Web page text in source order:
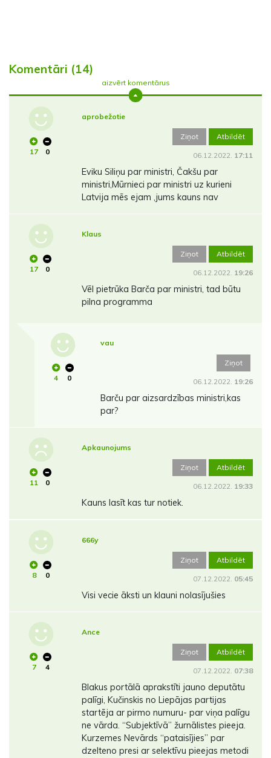
Komentāri (14)
aizvērt komentārus
17 0
aprobežotie
Ziņot Atbildēt
06.12.2022. 17:11
Eviku Siliņu par ministri, Čakšu par
ministri,Mūrnieci par ministri uz kurieni
Latvija mēs ejam ,jums kauns nav
17 0
Klaus
Ziņot Atbildēt
06.12.2022. 19:26
Vēl pietrūka Barča par ministri, tad būtu
pilna programma
4 0
vau
Ziņot
06.12.2022. 19:26
Barču par aizsardzības ministri,kas
par?
11 0
Apkaunojums
Ziņot Atbildēt
06.12.2022. 19:33
Kauns lasīt kas tur notiek.
8 0
666y
Ziņot Atbildēt
07.12.2022. 05:45
Visi vecie āksti un klauni nolasījušies
7 4
Ance
Ziņot Atbildēt
07.12.2022. 07:38
Blakus portālā aprakstīti jauno deputātu
palīgi, Kučinskis no Liepājas partijas
startēja ar pirmo numuru- par viņa palīgu
ne vārda. “Subjektīvā” žurnālistes pieeja.
Kurzemes Nevārds “pataisījies” par
dzelteno presi ar selektīvu pieejas metodi